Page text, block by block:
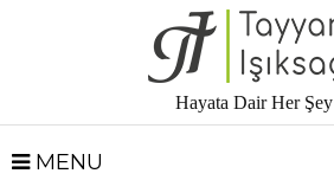
Hayata Dair Her Şey
MENU